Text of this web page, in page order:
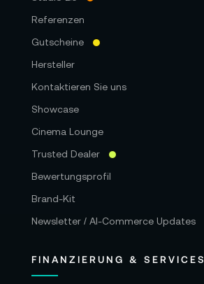
Referenzen
Gutscheine
Hersteller
Kontaktieren Sie uns
Showcase
Cinema Lounge
Trusted Dealer
Bewertungsprofil
Brand-Kit
Newsletter / AI-Commerce Updates
FINANZIERUNG & SERVICES